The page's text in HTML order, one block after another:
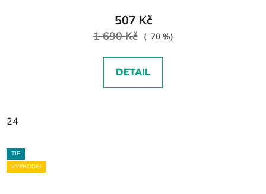
507 Kč
1 690 Kč (–70 %)
DETAIL
24
TIP
VÝPRODEJ